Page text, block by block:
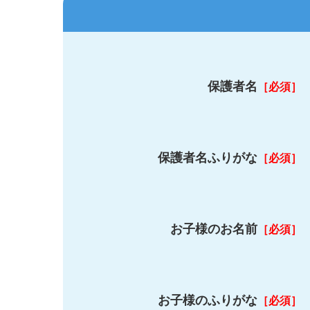
保護者名 ［必須］
保護者名ふりがな［必須］
お子様のお名前［必須］
お子様のふりがな［必須］